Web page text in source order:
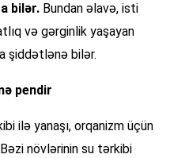
bilər. Bundan əlavə, isti
və gərginlik yaşayan
şiddətlənə bilər.
pendir
ilə yanaşı, orqanizm üçün
növlərinin su tərkibi